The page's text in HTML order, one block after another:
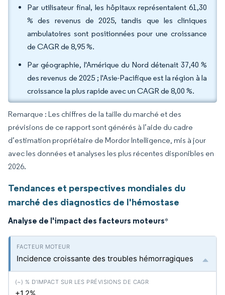
Par utilisateur final, les hôpitaux représentaient 61,30
% des revenus de 2025, tandis que les cliniques
ambulatoires sont positionnées pour une croissance
de CAGR de 8,95 %.
Par géographie, l'Amérique du Nord détenait 37,40 %
des revenus de 2025 ; l'Asie-Pacifique est la région à la
croissance la plus rapide avec un CAGR de 8,00 %.
Remarque : Les chiffres de la taille du marché et des
prévisions de ce rapport sont générés à l’aide du cadre
d’estimation propriétaire de Mordor Intelligence, mis à jour
avec les données et analyses les plus récentes disponibles en
2026.
Tendances et perspectives mondiales du
marché des diagnostics de l'hémostase
Analyse de l'impact des facteurs moteurs*
Incidence croissante des troubles hémorragiques